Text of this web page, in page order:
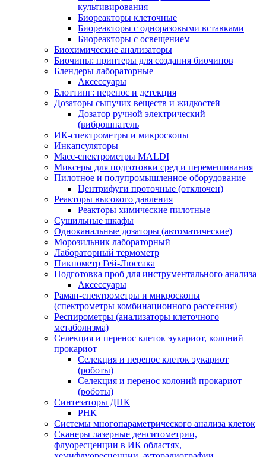
культивирования
Биореакторы клеточные
Биореакторы с одноразовыми вставками
Биореакторы с освещением
Биохимические анализаторы
Биочипы: принтеры для создания биочипов
Блендеры лабораторные
Аксессуары
Блоттинг: перенос и детекция
Дозаторы сыпучих веществ и жидкостей
Дозатор ручной электрический
(виброшпатель
ИК-спектрометры и микроскопы
Инкапсуляторы
Масс-спектрометры MALDI
Миксеры для подготовки сред и перемешивания
Пилотное и полупромышленное оборудование
Центрифуги проточные (отключен)
Реакторы высокого давления
Реакторы химические пилотные
Сушильные шкафы
Одноканальные дозаторы (автоматические)
Морозильник лабораторный
Лабораторный термометр
Пикнометр Гей-Люссака
Подготовка проб для инструментального анализа
Аксессуары
Раман-спектрометры и микроскопы
(спектрометры комбинационного рассеяния)
Респирометры (анализаторы клеточного
метаболизма)
Селекция и перенос клеток эукариот, колоний
прокариот
Селекция и перенос клеток эукариот
(роботы)
Селекция и перенос колоний прокариот
(роботы)
Синтезаторы ДНК
РНК
Системы многопараметрического анализа клеток
Сканеры лазерные денситометрии,
флуоресценции в ИК областях,